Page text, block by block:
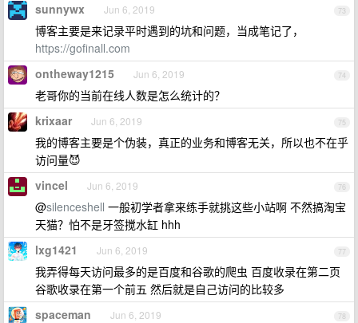
73
sunnywx Jun 6, 2019
博客主要是来记录平时遇到的坑和问题，当成笔记了，
https://gofinall.com
74
ontheway1215 Jun 6, 2019
老哥你的当前在线人数是怎么统计的？
75
krixaar Jun 6, 2019
我的博客主要是个伪装，真正的业务和博客无关，所以也不在乎
访问量😈
76
vincel Jun 6, 2019
@silenceshell 一般初学者拿来练手就挑这些小站啊 不然搞淘宝
天猫？怕不是牙签搅水缸 hhh
77
lxg1421 Jun 6, 2019
我弄得每天访问最多的是百度和谷歌的爬虫 百度收录在第二页
谷歌收录在第一个前五 然后就是自己访问的比较多
78
spaceman Jun 6, 2019